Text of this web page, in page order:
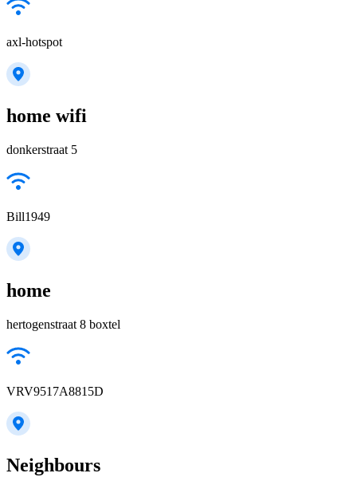
axl-hotspot
home wifi
donkerstraat 5
Bill1949
home
hertogenstraat 8 boxtel
VRV9517A8815D
Neighbours